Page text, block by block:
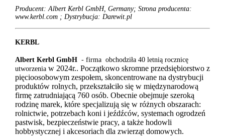
Producent: Albert Kerbl GmbH, Germany; Strona producenta:
www.kerbl.com ; Dystrybucja: Darewit.pl
KERBL
Albert Kerbl GmbH - firma obchodziła 40 letnią rocznicę
utworzenia w 2024r.. Początkowo skromne przedsiębiorstwo z
pięcioosobowym zespołem, skoncentrowane na dystrybucji
produktów rolnych, przekształciło się w międzynarodową
firmę zatrudniającą 760 osób. Obecnie obejmuje szeroką
rodzinę marek, które specjalizują się w różnych obszarach:
rolnictwie, potrzebach koni i jeźdźców, systemach ogrodzeń
pastwisk, bezpieczeństwie pracy, a także hodowli
hobbystycznej i akcesoriach dla zwierząt domowych.